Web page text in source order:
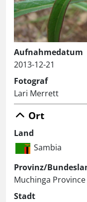
Aufnahmedatum
2013-12-21
Fotograf
Lari Merrett
Ort
Land
Sambia
Provinz/
Muchinga Province
Stadt